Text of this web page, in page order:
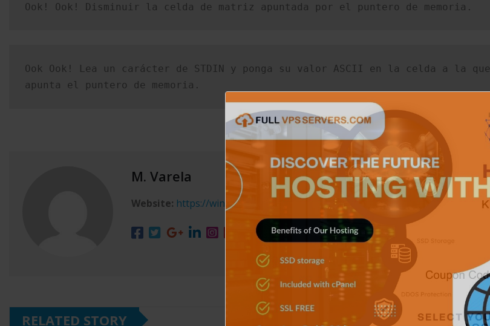
Ook! Ook! Disminuir la celda de matriz apuntada por el puntero de memoria.
Ook Ook! Lea un carácter de STDIN y ponga su valor ASCII en la celda a la que
apunta el puntero de memoria.
M. Varela
Website: https://winxgo.com/
RELATED STORY